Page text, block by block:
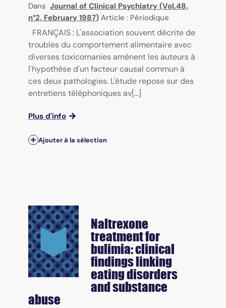
Dans Journal of Clinical Psychiatry (Vol.48,
n°2, February 1987) Article : Périodique
FRANÇAIS : L'association souvent décrite de
troubles du comportement alimentaire avec
diverses toxicomanies amènent les auteurs à
l'hypothèse d'un facteur causal commun à
ces deux pathologies. L'étude repose sur des
entretiens téléphoniques av[...]
Plus d'info
Ajouter à la sélection
Naltrexone
treatment for
bulimia: clinical
findings linking
eating disorders
and substance
abuse